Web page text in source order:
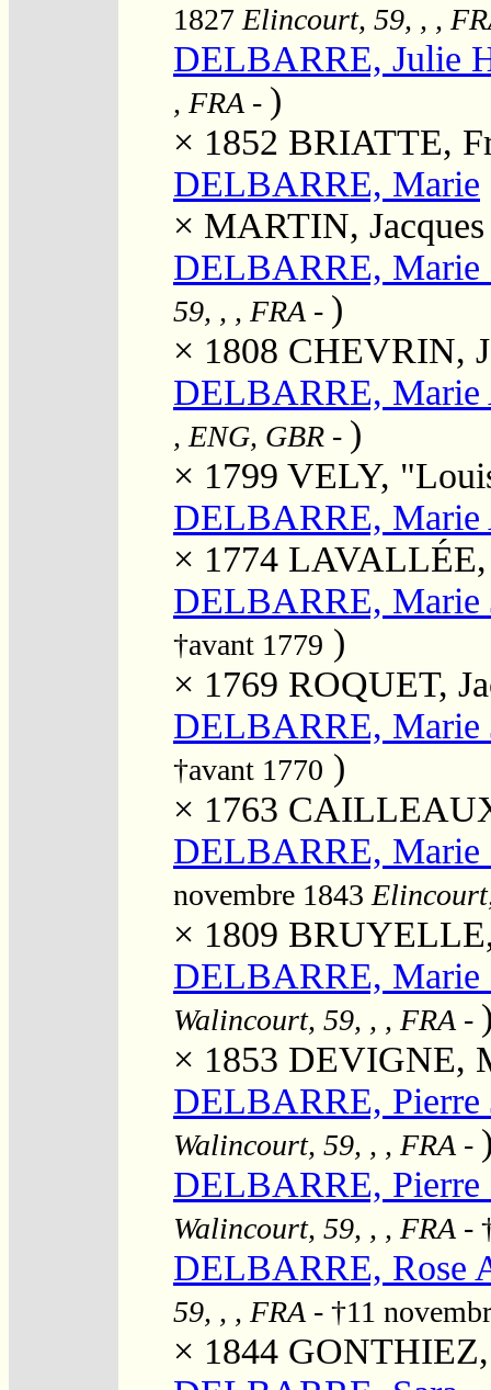
1827 Elincourt, 59, , ,
DELBARRE, Julie
, FRA - )
× 1852 BRIATTE,
DELBARRE, Marie
× MARTIN, Jacques
DELBARRE, Marie
59, , , FRA - )
× 1808 CHEVRIN,
DELBARRE, Marie
, ENG, GBR - )
× 1799 VELY,
DELBARRE, Marie
× 1774 LAVALLÉE,
DELBARRE, Marie
†avant 1779 )
× 1769 ROQUET,
DELBARRE, Marie
†avant 1770 )
× 1763
DELBARRE, Marie
novembre 1843
× 1809
DELBARRE, Marie
Walincourt, 59, , , FRA -
× 1853 DEVIGNE,
DELBARRE, Pierre
Walincourt, 59, , , FRA -
DELBARRE, Pierre
Walincourt, 59, , , FRA -
DELBARRE, Rose
59, , , FRA - †11
× 1844 GONTHIEZ,